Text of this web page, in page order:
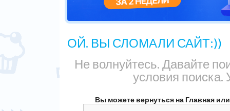
ОЙ. ВЫ СЛОМАЛИ САЙТ:))
Не волнуйтесь. Давайте
условия поиска.
Вы можете вернуться на Главная